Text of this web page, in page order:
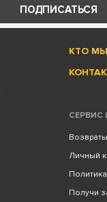
ПОДПИСАТЬСЯ
КТО МЫ
СЕРВИС
Личный
Получи